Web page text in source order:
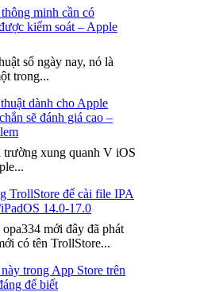
minh cần có
kiểm soát – Apple
số ngày nay, nó là
trong...
dành cho Apple
sẽ đánh giá cao –
xung quanh V iOS
TrollStore để cài file IPA
14.0-17.0
mới đây đã phát
có tên TrollStore...
trong App Store trên
để biết